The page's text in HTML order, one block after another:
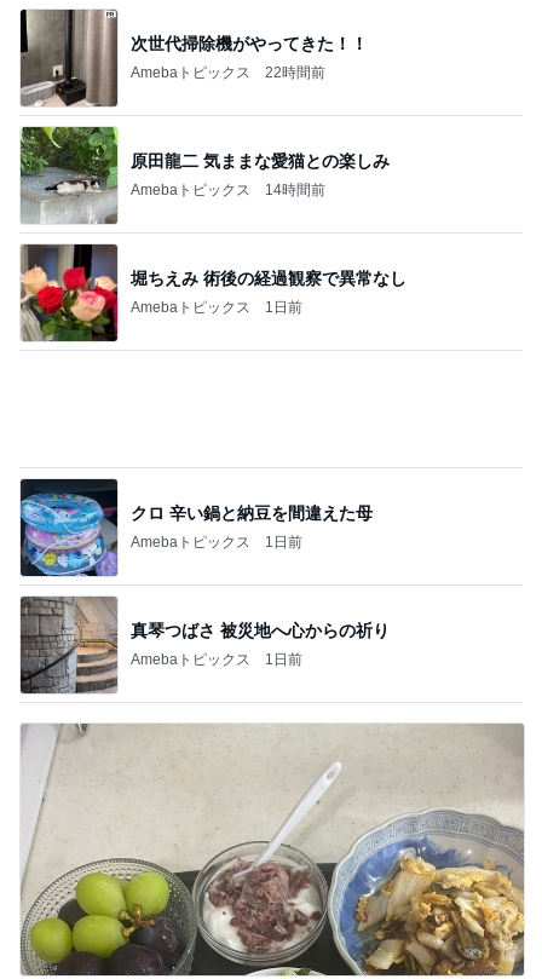
次世代掃除機がやってきた！！
Amebaトピックス 22時間前
原田龍二 気ままな愛猫との楽しみ
Amebaトピックス 14時間前
堀ちえみ 術後の経過観察で異常なし
Amebaトピックス 1日前
真琴つばさ 被災地へ心からの祈り
Amebaトピックス 1日前
たんぱく質不足を補う卵おかか炒め
Amebaトピックス 11時間前
記事を読む